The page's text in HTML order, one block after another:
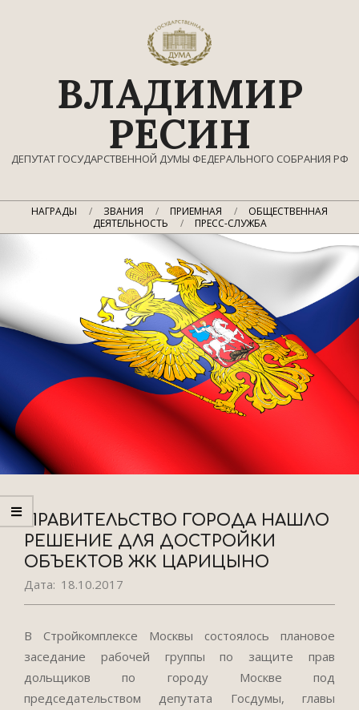
ВЛАДИМИР
РЕСИН
ДЕПУТАТ ГОСУДАРСТВЕННОЙ ДУМЫ ФЕДЕРАЛЬНОГО СОБРАНИЯ РФ
Главное
НАГРАДЫ ЗВАНИЯ ПРИЕМНАЯ
ОБЩЕСТВЕННАЯ
ДЕЯТЕЛЬНОСТЬ
ПРЕСС-СЛУЖБА
ПРАВИТЕЛЬСТВО ГОРОДА НАШЛО
РЕШЕНИЕ ДЛЯ ДОСТРОЙКИ
ОБЪЕКТОВ ЖК ЦАРИЦЫНО
Дата: 18.10.2017
В Стройкомплексе Москвы состоялось плановое
заседание рабочей группы по защите прав
дольщиков по городу Москве под
председательством депутата Госдумы, главы